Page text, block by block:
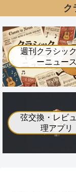
ク
週刊クラシッ
ーニュース
弦交換・レビ
理アプリ